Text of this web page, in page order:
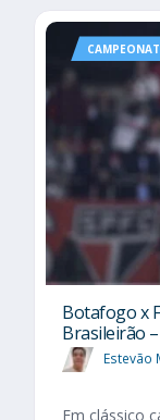
Botafogo x
Brasileirão
Estevão
Em clássico